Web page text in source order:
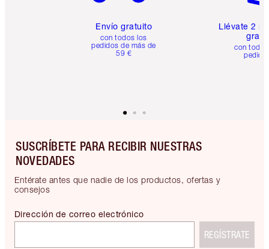
Envío gratuito
con todos los
pedidos de más de
59 €
Llévate 2
gratis
con
SUSCRÍBETE PARA RECIBIR NUESTRAS
NOVEDADES
Entérate antes que nadie de los productos, ofertas y
consejos
Dirección de correo electrónico
REGÍSTRATE